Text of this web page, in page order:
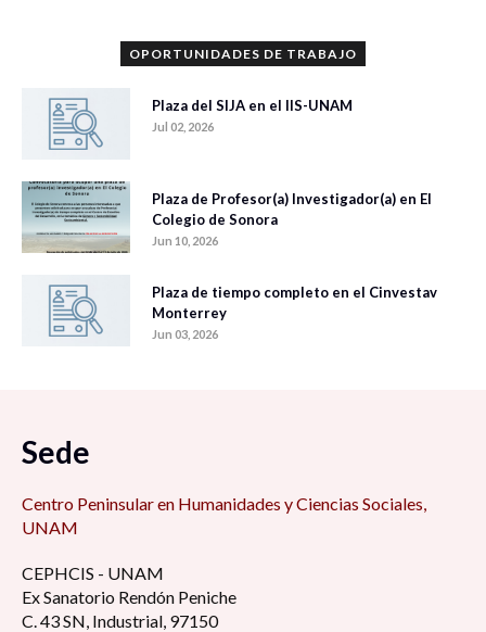
OPORTUNIDADES DE TRABAJO
Plaza del SIJA en el IIS-UNAM
Jul 02, 2026
Plaza de Profesor(a) Investigador(a) en El
Colegio de Sonora
Jun 10, 2026
Plaza de tiempo completo en el Cinvestav
Monterrey
Jun 03, 2026
Sede
Centro Peninsular en Humanidades y Ciencias Sociales,
UNAM
CEPHCIS - UNAM
Ex Sanatorio Rendón Peniche
C. 43 SN, Industrial, 97150